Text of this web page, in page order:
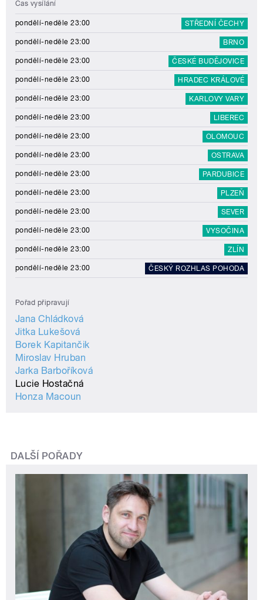
Čas vysílání
pondělí-neděle 23:00 STŘEDNÍ ČECHY
pondělí-neděle 23:00 BRNO
pondělí-neděle 23:00 ČESKÉ BUDĚJOVICE
pondělí-neděle 23:00 HRADEC KRÁLOVÉ
pondělí-neděle 23:00 KARLOVY VARY
pondělí-neděle 23:00 LIBEREC
pondělí-neděle 23:00 OLOMOUC
pondělí-neděle 23:00 OSTRAVA
pondělí-neděle 23:00 PARDUBICE
pondělí-neděle 23:00 PLZEŇ
pondělí-neděle 23:00 SEVER
pondělí-neděle 23:00 VYSOČINA
pondělí-neděle 23:00 ZLÍN
pondělí-neděle 23:00 ČESKÝ ROZHLAS POHODA
Pořad připravují
Jana Chládková
Jitka Lukešová
Borek Kapitančik
Miroslav Hruban
Jarka Barboříková
Lucie Hostačná
Honza Macoun
DALŠÍ POŘADY